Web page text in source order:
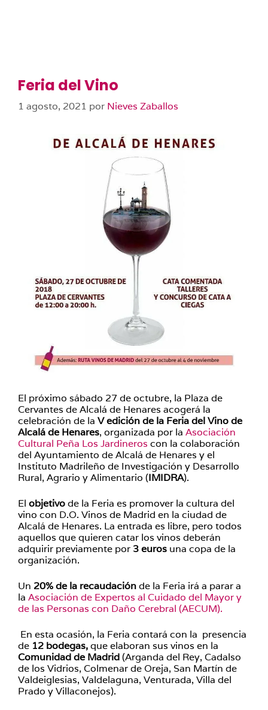
Feria del Vino
1 agosto, 2021 por Nieves Zaballos
El próximo sábado 27 de octubre, la Plaza de
Cervantes de Alcalá de Henares acogerá la
celebración de la V edición de la Feria del Vino de
Alcalá de Henares, organizada por la Asociación
Cultural Peña Los Jardineros con la colaboración
del Ayuntamiento de Alcalá de Henares y el
Instituto Madrileño de Investigación y Desarrollo
Rural, Agrario y Alimentario (IMIDRA).
El objetivode la Feria es promover la cultura del
vino con D.O. Vinos de Madrid en la ciudad de
Alcalá de Henares. La entrada es libre, pero todos
aquellos que quieren catar los vinos deberán
adquirir previamente por 3 euros una copa de la
organización.
Un 20% de la recaudaciónde la Feria irá a parar a
la Asociación de Expertos al Cuidado del Mayor y
de las Personas con Daño Cerebral (AECUM).
En esta ocasión, la Feria contará con la presencia
de 12 bodegas,que elaboran sus vinos en la
Comunidad de Madrid(Arganda del Rey, Cadalso
de los Vidrios, Colmenar de Oreja, San Martín de
Valdeiglesias, Valdelaguna, Venturada, Villa del
Prado y Villaconejos).